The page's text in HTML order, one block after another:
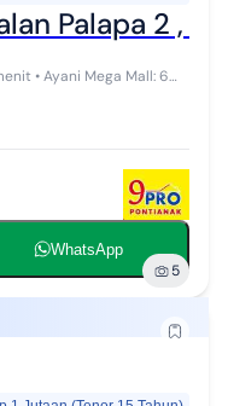
Palapa 2 ,
• Ayani Mega Mall: 6
WhatsApp
5